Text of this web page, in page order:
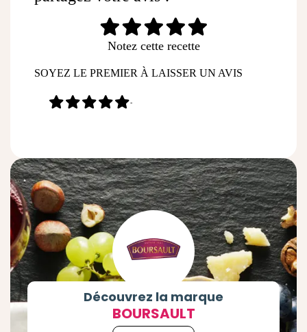
Notez cette recette
SOYEZ LE PREMIER À LAISSER UN AVIS
-
Découvrez la marque
BOURSAULT